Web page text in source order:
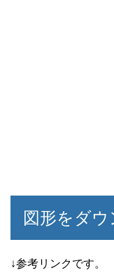
図形をダ
↓参考リンクです。